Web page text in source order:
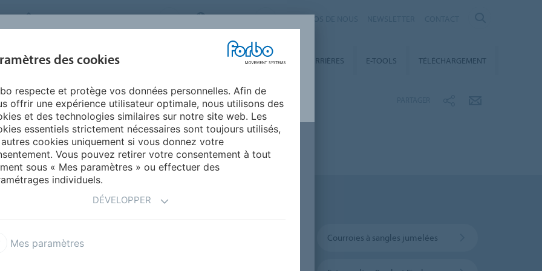
FORBO MOVEMENT SYSTEMS FRANCE
PRODUITS
INDUSTRIES ET
APPLICATIONS
ENVIRONNEMENT CARRIÈRES E-TOOLS TÉLÉCHARGEMENT
pour l'agro-alimentaire
POUR L'AGRO-
de rouleaux Courroies à sangles jumelées
des cookies
respecte et protège vos données personnelles. Afin de
offrir une expérience utilisateur optimale, nous utilisons des
et des technologies similaires sur notre site web. Les
essentiels strictement nécessaires sont toujours utilisés,
cookies uniquement si vous donnez votre
Vous pouvez retirer votre consentement à tout
sous « Mes paramètres » ou effectuer des
individuels.
DÉVELOPPER
Mes paramètres